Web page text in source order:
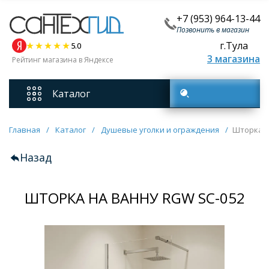
+7 (953) 964-13-44
Позвонить в магазин
5.0
Рейтинг магазина в Яндексе
г.Тула
3 магазина
Каталог
Смесители
Унитазы
Мебель для ванных комнат
Главная / Каталог / Душевые уголки и ограждения / Шторка
Назад
ШТОРКА НА ВАННУ RGW SC-052